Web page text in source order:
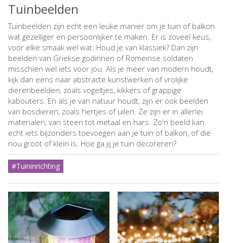
Tuinbeelden
Tuinbeelden zijn echt een leuke manier om je tuin of balkon
wat gezelliger en persoonlijker te maken. Er is zoveel keus,
voor elke smaak wel wat. Houd je van klassiek? Dan zijn
beelden van Griekse godinnen of Romeinse soldaten
misschien wel iets voor jou. Als je meer van modern houdt,
kijk dan eens naar abstracte kunstwerken of vrolijke
dierenbeelden, zoals vogeltjes, kikkers of grappige
kabouters. En als je van natuur houdt, zijn er ook beelden
van bosdieren, zoals hertjes of uilen. Ze zijn er in allerlei
materialen, van steen tot metaal en hars. Zo'n beeld kan
echt iets bijzonders toevoegen aan je tuin of balkon, of die
nou groot of klein is. Hoe ga jij je tuin decoreren?
#Tuininrichting